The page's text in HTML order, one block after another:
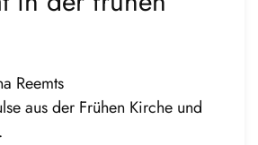
Reemts
aus der Frühen Kirche und